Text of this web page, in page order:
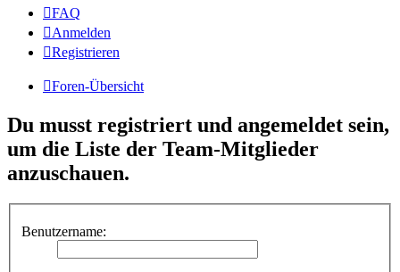
FAQ
Anmelden
Registrieren
Foren-Übersicht
Du musst registriert und angemeldet sein,
um die Liste der Team-Mitglieder
anzuschauen.
Benutzername: